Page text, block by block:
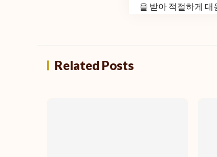
을 받아 적절하게
Related Posts